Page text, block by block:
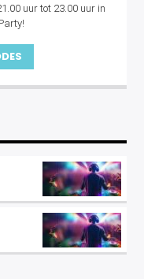
uur tot 23.00 uur in